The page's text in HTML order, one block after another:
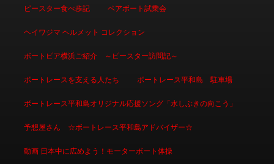
ピースター食べ歩記 ペアボート試乗会
ヘイワジマ ヘルメット コレクション
ボートピア横浜ご紹介 ～ピースター訪問記～
ボートレースを支える人たち ボートレース平和島 駐車場
ボートレース平和島オリジナル応援ソング「水しぶきの向こう」
予想屋さん ☆ボートレース平和島アドバイザー☆
動画 日本中に広めよう！モーターボート体操